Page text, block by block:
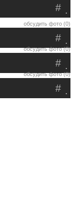
.
#
обсудить фото (0)
.
#
обсудить фото (0)
.
#
обсудить фото (0)
.
#